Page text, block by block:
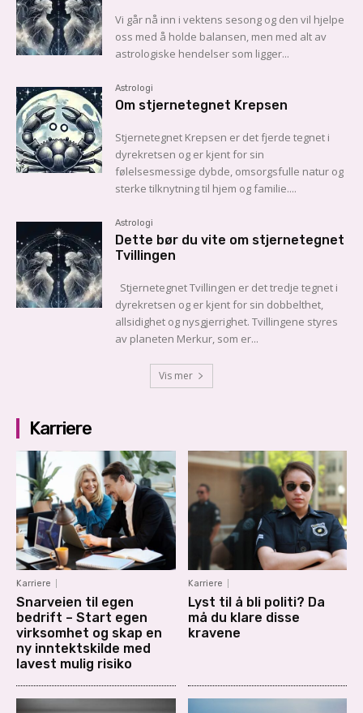
Vi går nå inn i vektens sesong og den vil hjelpe
oss med å holde balansen, men med alt av
astrologiske hendelser som ligger...
Astrologi
Om stjernetegnet Krepsen
Stjernetegnet Krepsen er det fjerde tegnet i
dyrekretsen og er kjent for sin
følelsesmessige dybde, omsorgsfulle natur og
sterke tilknytning til hjem og familie....
Astrologi
Dette bør du vite om stjernetegnet
Tvillingen
dyrekretsen og er kjent for sin dobbelthet,
allsidighet og nysgjerrighet. Tvillingene styres
av planeten Merkur, som er...
Vis mer
Karriere
Karriere
Snarveien til egen
bedrift – Start egen
virksomhet og skap en
ny inntektskilde med
lavest mulig risiko
Karriere
Lyst til å bli politi? Da
må du klare disse
kravene